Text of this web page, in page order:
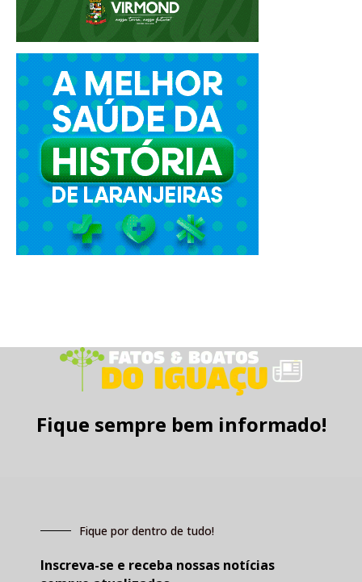
Fique sempre bem informado!
Fique por dentro de tudo!
Inscreva-se e receba nossas notícias